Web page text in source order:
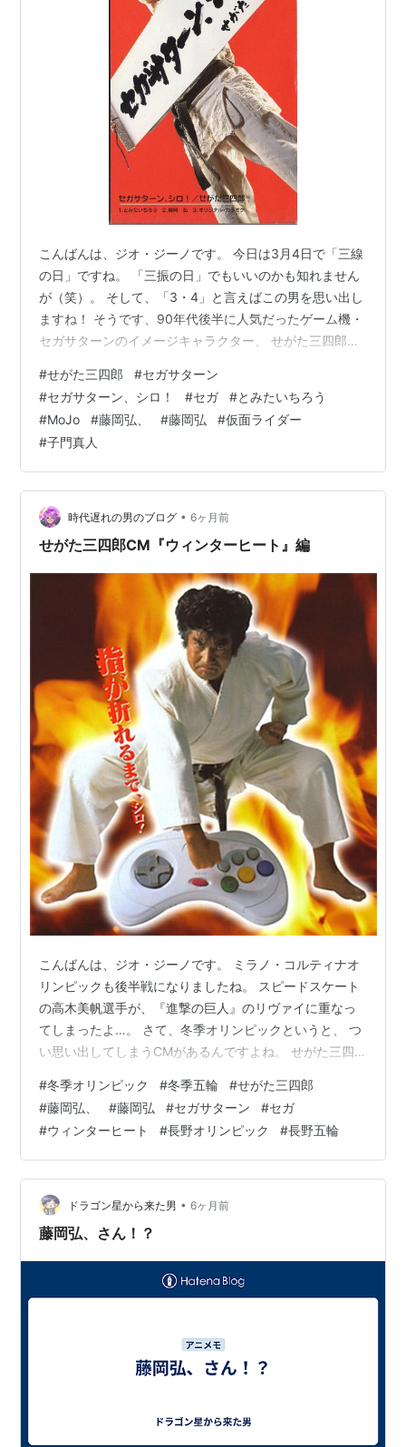
こんばんは、ジオ・ジーノです。 今日は3月4日で「三線
の日」ですね。 「三振の日」でもいいのかも知れません
が（笑）。 そして、「3・4」と言えばこの男を思い出し
ますね！ そうです、90年代後半に人気だったゲーム機・
セガサターンのイメージキャラクター、 せがた三四郎で
四郎のイメージソング、 『セガサターン、シロ！』で
す。 せがた三四郎『セガサターン、シロ！』シングルジ
ャケット www.youtube.com
#せがた三四郎 #セガサターン
#セガサターン、シロ！ #セガ #とみたいちろう
#MoJo #藤岡弘、 #藤岡弘 #仮面ライダー
#子門真人
時代遅れの男のブログ • 6ヶ月前
せがた三四郎CM『ウィンターヒート』編
こんばんは、ジオ・ジーノです。 ミラノ・コルティナオ
リンピックも後半戦になりましたね。 スピードスケート
の高木美帆選手が、『進撃の巨人』のリヴァイに重なっ
てしまったよ…。 さて、冬季オリンピックというと、 つ
い思い出してしまうCMがあるんですよね。 せがた三四
#冬季オリンピック #冬季五輪 #せがた三四郎
#藤岡弘、 #藤岡弘 #セガサターン #セガ
#ウィンターヒート #長野オリンピック #長野五輪
ドラゴン星から来た男 • 6ヶ月前
藤岡弘、さん！？